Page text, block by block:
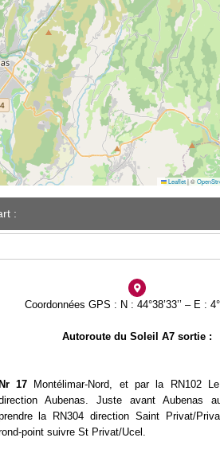
Leaflet |©
:
Coordonnées GPS : N : 44°38’33’’ – E :
Autoroute du Soleil A7 sortie :
Nr 17Montélimar-Nord, et par la RN102
Aubenas. Juste avant Aubenas
la RN304 direction Saint Privat/
point suivre St Privat/Ucel.